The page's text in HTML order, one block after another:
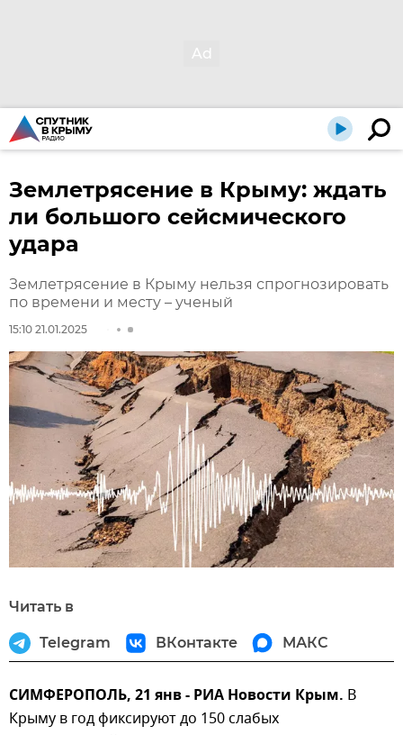
Землетрясение в Крыму: ждать
ли большого сейсмического
удара
Землетрясение в Крыму нельзя спрогнозировать
по времени и месту – ученый
15:10 21.01.2025
Читать в
Telegram ВКонтакте МАКС
СИМФЕРОПОЛЬ, 21 янв - РИА Новости Крым. В
Крыму в год фиксируют до 150 слабых